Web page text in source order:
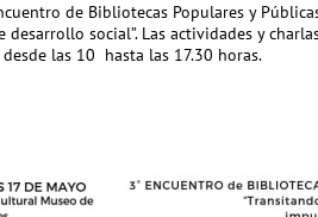
de Bibliotecas Populares y
social”. Las actividades y
las 10 hasta las 17.30 horas.